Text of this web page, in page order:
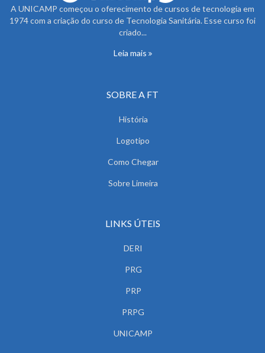
A UNICAMP começou o oferecimento de cursos de tecnologia em
1974 com a criação do curso de Tecnologia Sanitária. Esse curso foi
criado...
Leia mais
SOBRE A FT
História
Logotipo
Como Chegar
Sobre Limeira
LINKS ÚTEIS
DERI
PRG
PRP
PRPG
UNICAMP